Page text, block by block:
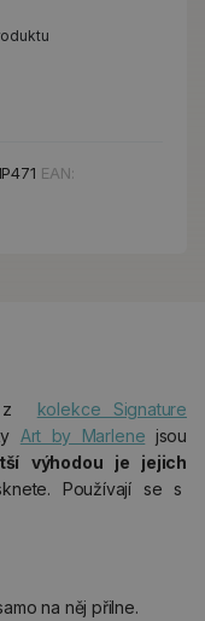
EAN:
z kolekce Signature
Art by Marlene jsou
výhodou je jejich
Používají se s
na něj přilne.